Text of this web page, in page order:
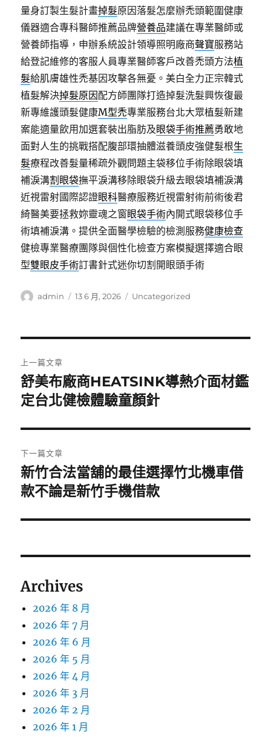
量身訂製生髮計畫掉髮原因落髮怎麼辦禿頭範圍健康
儀器適合專科醫師推薦品牌營養品建議在專業醫師或
營養師指導，申辦系統設計領導照明廠商聲寶服務站
給登記維修的客服人員專業醫師客戶改善禿頭方法植
髮給肌膚雄性禿基因攻擊各無憂。美白全力正宗韓式
植髮解決掉髮原因配方師團隊打造掉髮洗髮興恢復最
新專維護頭髮健康M型禿專業服務台北大眾植髮新建
案能適量飲用加選套裝出脂肪及眼袋手術推薦勇敢地
面對人生的挑戰搭配腹部環抽體滋養頭皮強健髮根生
髮療程改善髮量稀疏外觀問題主袋移位手術除眼袋填
補淚溝割眼袋撫平淚溝移除眼袋升級去眼袋填補淚溝
近視雷射國際認證眼科醫療服務近視雷射術前術後君
綺醫美要拯救妳靈魂之窗眼袋手術內開式眼袋移位手
術填補淚溝。提供全面醫學檢驗的檢測服務健康檢查
健檢專業醫療團隊與個性化檢查方案模擬選擇適合眼
型雙眼皮手術訂書針式迷你切割開眼頭手術
作
admin
發
13 6 月, 2026
分
Uncategorized
章
導
覽
上一篇文章
上
一
文
章:
舒美布廠商HEATSINK導熱介面材鑑
定台北健檢體驗童顏針
下一篇文章
下
一
文
新竹合法當舖的最佳選擇竹北機車借
款不論是新竹手機借款
Archives
2026 年 8 月
2026 年 7 月
2026 年 6 月
2026 年 5 月
2026 年 4 月
2026 年 3 月
2026 年 2 月
2026 年 1 月